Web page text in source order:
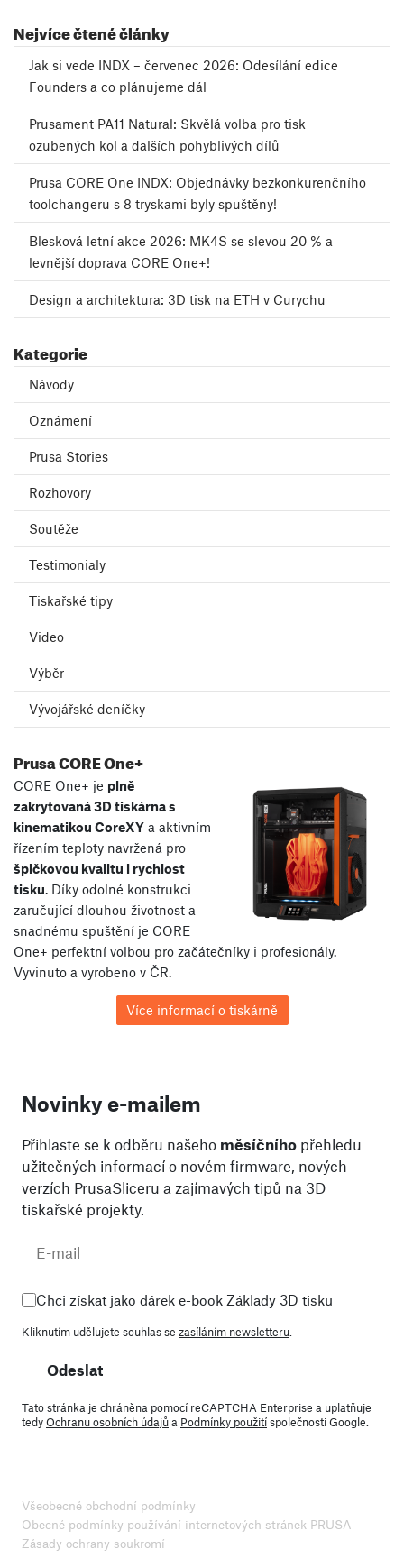
Nejvíce čtené články
Jak si vede INDX – červenec 2026: Odesílání edice
Founders a co plánujeme dál
Prusament PA11 Natural: Skvělá volba pro tisk
ozubených kol a dalších pohyblivých dílů
Prusa CORE One INDX: Objednávky bezkonkurenčního
toolchangeru s 8 tryskami byly spuštěny!
Blesková letní akce 2026: MK4S se slevou 20 % a
levnější doprava CORE One+!
Design a architektura: 3D tisk na ETH v Curychu
Kategorie
Návody
Oznámení
Prusa Stories
Rozhovory
Soutěže
Testimonialy
Tiskařské tipy
Video
Výběr
Vývojářské deníčky
Prusa CORE One+
CORE One+ je plně
zakrytovaná 3D tiskárna s
kinematikou CoreXY a aktivním
řízením teploty navržená pro
špičkovou kvalitu i rychlost
tisku. Díky odolné konstrukci
zaručující dlouhou životnost a
snadnému spuštění je CORE
One+ perfektní volbou pro začátečníky i profesionály.
Vyvinuto a vyrobeno v ČR.
Více informací o tiskárně
Novinky e-mailem
Přihlaste se k odběru našeho měsíčního přehledu
užitečných informací o novém firmware, nových
verzích PrusaSliceru a zajímavých tipů na 3D
tiskařské projekty.
Chci získat jako dárek e-book Základy 3D tisku
Kliknutím udělujete souhlas se zasíláním newsletteru.
Odeslat
Tato stránka je chráněna pomocí reCAPTCHA Enterprise a uplatňuje
tedyOchranu osobních údajůa Podmínky použitíspolečnosti Google.
Všeobecné obchodní podmínky
Obecné podmínky používání internetových stránek PRUSA
Zásady ochrany soukromí